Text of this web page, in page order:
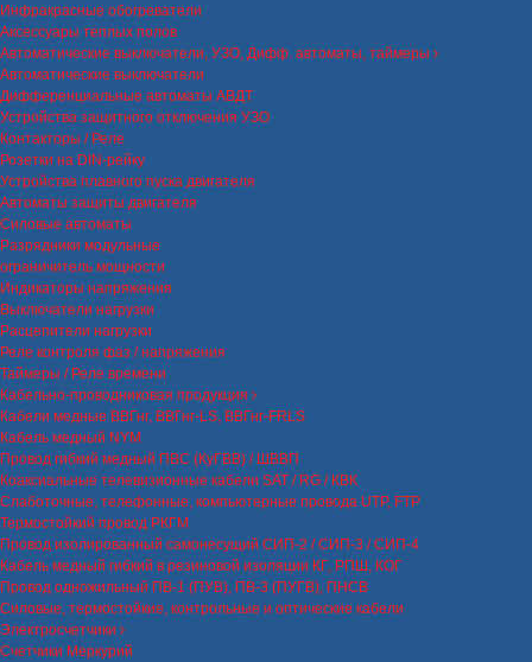
Инфракрасные обогреватели
Аксессуары теплых полов
Автоматические выключатели, УЗО, Дифф. автоматы, таймеры
Автоматические выключатели
Дифференциальные автоматы АВДТ
Устройства защитного отключения УЗО
Контакторы / Реле
Розетки на DIN-рейку
Устройства плавного пуска двигателя
Автоматы защиты двигателя
Силовые автоматы
Разрядники модульные
ограничитель мощности
Индикаторы напряжения
Выключатели нагрузки
Расцепители нагрузки
Реле контроля фаз / напряжения
Таймеры / Реле времени
Кабельно-проводниковая продукция
Кабели медные ВВГнг, ВВГнг-LS, ВВГнг-FRLS
Кабель медный NYM
Провод гибкий медный ПВС (КуГВВ) / ШВВП
Коаксиальные телевизионные кабели SAT / RG / КВК
Слаботочные, телефонные, компьютерные провода UTP, FTP
Термостойкий провод РКГМ
Провод изолированный самонесущий СИП-2 / СИП-3 / СИП-4
Кабель медный гибкий в резиновой изоляции КГ, РПШ, КОГ
Провод одножильный ПВ-1 (ПУВ), ПВ-3 (ПУГВ), ПНСВ
Силовые, термостойкие, контрольные и оптические кабели
Электросчетчики
Счетчики Меркурий